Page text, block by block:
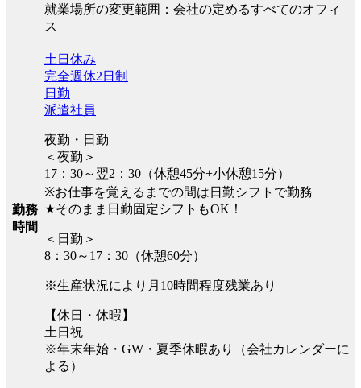
就業場所の変更範囲：会社の定めるすべてのオフィ
ス
勤務
時間
土日休み
完全週休2日制
日勤
派遣社員
夜勤・日勤
＜夜勤＞
17：30～翌2：30（休憩45分+小休憩15分）
※お仕事を覚えるまでの間は日勤シフトで勤務
★そのまま日勤固定シフトもOK！
＜日勤＞
8：30～17：30（休憩60分）
※生産状況により月10時間程度残業あり
【休日・休暇】
土日祝
※年末年始・GW・夏季休暇あり（会社カレンダーに
よる）